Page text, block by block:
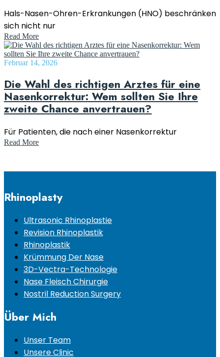
Hals-Nasen-Ohren-Erkrankungen (HNO) beschränken
sich nicht nur
Read More
Februar 14, 2026
Die Wahl des richtigen Arztes für eine
Nasenkorrektur: Wem sollten Sie Ihre
zweite Chance anvertrauen?
Für Patienten, die nach einer Nasenkorrektur
Read More
Rhinoplasty
Ultrasonic Rhinoplastie
Revision Rhinoplastik
Rhinoplastik
Krümmung Der Nase
3D-Vectra-Technologie
Nase Fleisch Chirurgie
Nostril Reduction Surgery
Über Mich
Unser Team
Unsere Clinic